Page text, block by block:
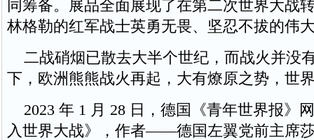
同筹备。展品全面展现了在第二次世界大战
林格勒的红军战士英勇无畏、坚忍不拔的伟
二战硝烟已散去大半个世纪，而战火并没
下，欧洲熊熊战火再起，大有燎原之势，世
2023 年 1 月 28 日，德国《青年世界报》
入世界大战》，作者——德国左翼党前主席